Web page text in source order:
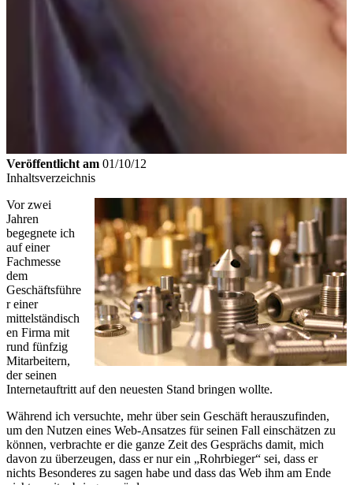
Veröffentlicht am 01/10/12
Inhaltsverzeichnis
Vor zwei
Jahren
begegnete ich
auf einer
Fachmesse
dem
Geschäftsführe
r einer
mittelständisch
en Firma mit
rund fünfzig
Mitarbeitern,
der seinen
Internetauftritt auf den neuesten Stand bringen wollte.
Während ich versuchte, mehr über sein Geschäft herauszufinden,
um den Nutzen eines Web-Ansatzes für seinen Fall einschätzen zu
können, verbrachte er die ganze Zeit des Gesprächs damit, mich
davon zu überzeugen, dass er nur ein „Rohrbieger“ sei, dass er
nichts Besonderes zu sagen habe und dass das Web ihm am Ende